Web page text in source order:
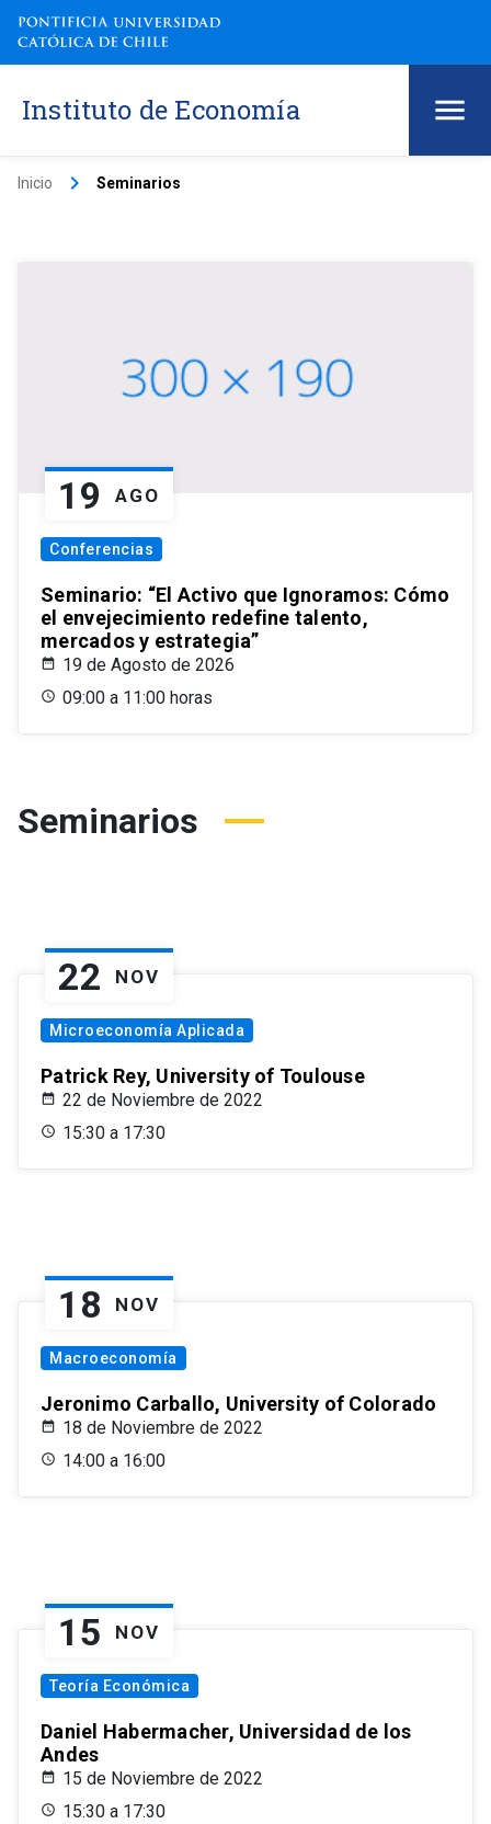
Instituto de Economía
Inicio keyboard_arrow_right Seminarios
19 AGO
Conferencias
Seminario: “El Activo que Ignoramos: Cómo
el envejecimiento redefine talento,
mercados y estrategia”
19 de Agosto de 2026
09:00 a 11:00 horas
Seminarios
22 NOV
Microeconomía Aplicada
Patrick Rey, University of Toulouse
22 de Noviembre de 2022
15:30 a 17:30
18 NOV
Macroeconomía
Jeronimo Carballo, University of Colorado
18 de Noviembre de 2022
14:00 a 16:00
15 NOV
Teoría Económica
Daniel Habermacher, Universidad de los
Andes
15 de Noviembre de 2022
15:30 a 17:30